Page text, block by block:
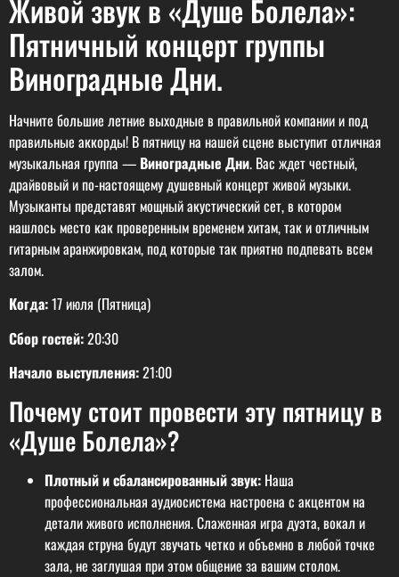
Живой звук в «Душе Болела»:
Пятничный концерт группы
Виноградные Дни.
Начните большие летние выходные в правильной компании и под
правильные аккорды! В пятницу на нашей сцене выступит отличная
музыкальная группа — Виноградные Дни. Вас ждет честный,
драйвовый и по-настоящему душевный концерт живой музыки.
Музыканты представят мощный акустический сет, в котором
нашлось место как проверенным временем хитам, так и отличным
гитарным аранжировкам, под которые так приятно подпевать всем
залом.
Когда:17 июля (Пятница)
Сбор гостей:20:30
Начало выступления:21:00
Почему стоит провести эту пятницу в
«Душе Болела»?
Плотный и сбалансированный звук: Наша
профессиональная аудиосистема настроена с акцентом на
детали живого исполнения. Слаженная игра дуэта, вокал и
каждая струна будут звучать четко и объемно в любой точке
зала, не заглушая при этом общение за вашим столом.